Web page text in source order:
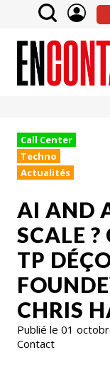
Call Center
Techno
Actualités
AI AND
SCALE
TP
CHRIS
Publié le 01
Contact